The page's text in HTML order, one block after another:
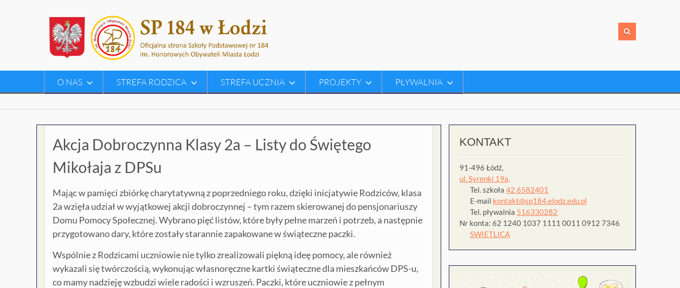
O NAS STREFA RODZICA STREFA UCZNIA PROJEKTY PŁYWALNIA
Akcja Dobroczynna Klasy 2a – Listy do Świętego
Mikołaja z DPSu
Mając w pamięci zbiórkę charytatywną z poprzedniego roku, dzięki inicjatywie Rodziców, klasa
2a wzięła udział w wyjątkowej akcji dobroczynnej – tym razem skierowanej do pensjonariuszy
Domu Pomocy Społecznej. Wybrano pięć listów, które były pełne marzeń i potrzeb, a następnie
przygotowano dary, które zostały starannie zapakowane w świąteczne paczki.
Wspólnie z Rodzicami uczniowie nie tylko zrealizowali piękną ideę pomocy, ale również
wykazali się twórczością, wykonując własnoręczne kartki świąteczne dla mieszkańców DPS-u,
co mamy nadzieję wzbudzi wiele radości i wzruszeń. Paczki, które uczniowie z pełnym
KONTAKT
91-496 Łódź,
ul. Syrenki 19a,
Tel. szkoła 42 6582401
E-mail kontakt@sp184.elodz.edu.pl
Tel. pływalnia 516330282
Nr konta: 62 1240 1037 1111 0011 0912 7346
SWIETLICA